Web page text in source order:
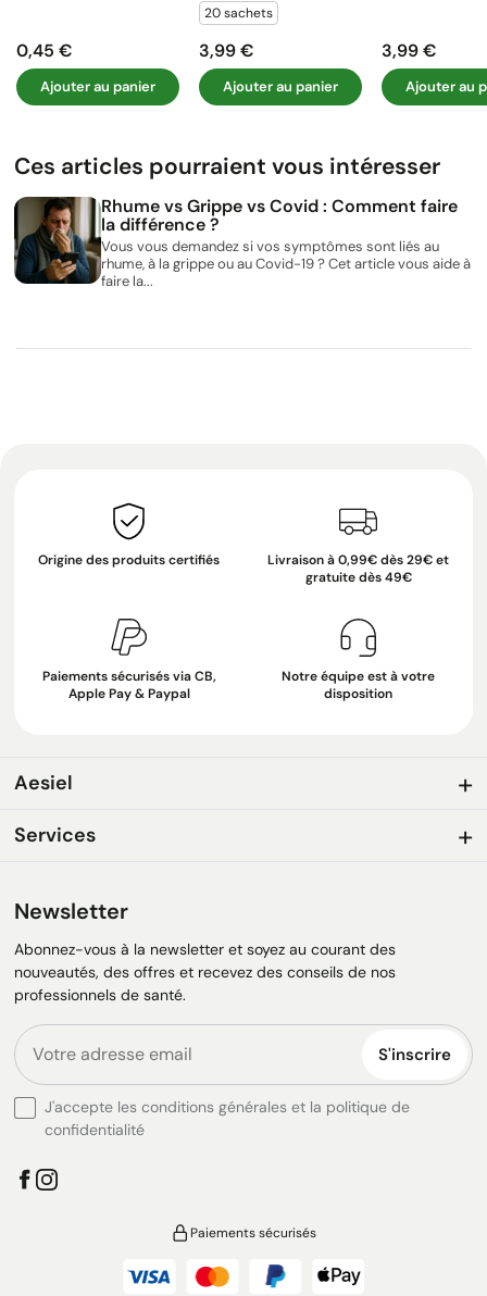
Prix
0,45 €
Ajouter au panier
20 sachets
Prix
3,99 €
Ajouter au panier
Prix
3,99 €
Ajouter au
Ces articles pourraient vous intéresser
Rhume vs Grippe vs Covid : Comment faire
la différence ?
Vous vous demandez si vos symptômes sont liés au
rhume, à la grippe ou au Covid-19 ? Cet article vous aide à
faire la...
Origine des produits certifiés
Livraison à 0,99€ dès 29€ et
gratuite dès 49€
Paiements sécurisés via CB,
Apple Pay & Paypal
Notre équipe est à votre
disposition
Aesiel
Services
Newsletter
Abonnez-vous à la newsletter et soyez au courant des
nouveautés, des offres et recevez des conseils de nos
professionnels de santé.
S'inscrire
J'accepte les conditions générales et la politique de
confidentialité
Paiements sécurisés